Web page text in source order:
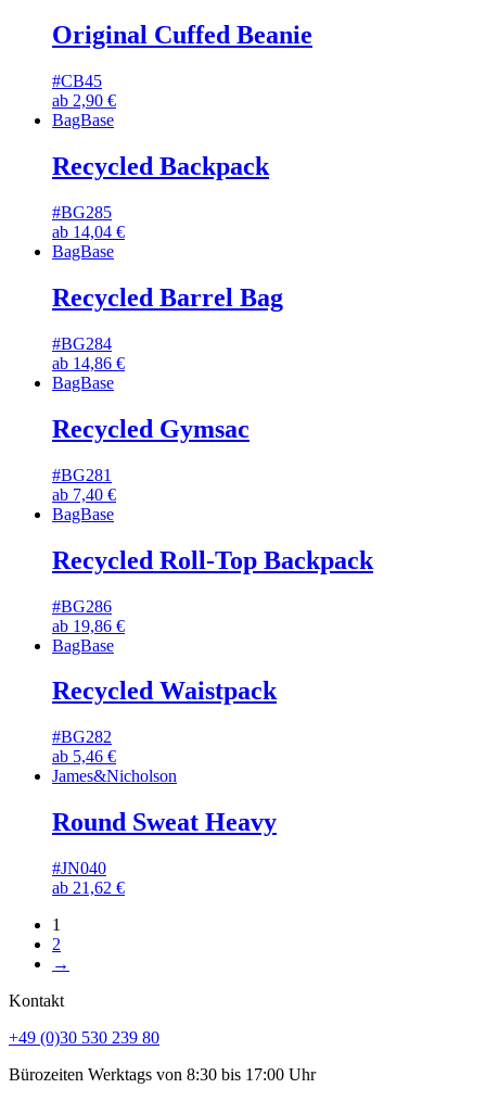
Original Cuffed Beanie
#CB45
ab 2,90 €
BagBase
Recycled Backpack
#BG285
ab 14,04 €
BagBase
Recycled Barrel Bag
#BG284
ab 14,86 €
BagBase
Recycled Gymsac
#BG281
ab 7,40 €
BagBase
Recycled Roll-Top Backpack
#BG286
ab 19,86 €
BagBase
Recycled Waistpack
#BG282
ab 5,46 €
James&Nicholson
Round Sweat Heavy
#JN040
ab 21,62 €
1
2
→
Kontakt
+49 (0)30 530 239 80
Bürozeiten Werktags von 8:30 bis 17:00 Uhr